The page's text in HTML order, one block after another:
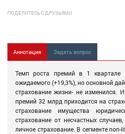
ПОДЕЛИТЕСЬ С ДРУЗЬЯМИ
Аннотация Задать вопрос
Темп роста премий в 1 квартале
ожидаемого (+19,3%), но основной
страхование жизни- не изменился.
премий 32 млрд приходится на
страхование имущества
страхование от несчастных
личное страхование. В сегменте